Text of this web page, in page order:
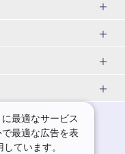
野 新幹線パック
都 新幹線パック
新幹線 旅行
行・ツアー
行・ツアー
ーサル・スタジオ・ジャパ
旅行
国内版
デンウィーク（GW）の国内
シーポリシー
最適なサービス
最適な広告を表
ています。